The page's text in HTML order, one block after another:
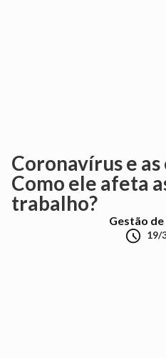
Coronavírus e as
Como ele afeta
trabalho?
Gestão de
 19/